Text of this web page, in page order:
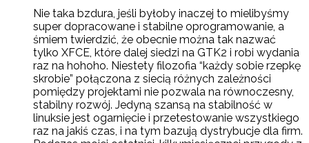
Nie taka bzdura, jeśli byłoby inaczej to mielibyśmy
super dopracowane i stabilne oprogramowanie, a
śmiem twierdzić, że obecnie można tak nazwać
tylko XFCE, które dalej siedzi na GTK2 i robi wydania
raz na hohoho. Niestety filozofia “każdy sobie rzepkę
skrobie” połączona z siecią różnych zależności
pomiędzy projektami nie pozwala na równoczesny,
stabilny rozwój. Jedyną szansą na stabilność w
linuksie jest ogarnięcie i przetestowanie wszystkiego
raz na jakiś czas, i na tym bazują dystrybucje dla firm.